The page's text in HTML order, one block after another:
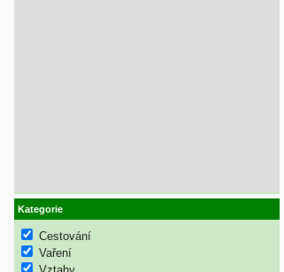
Kategorie
Cestování
Vaření